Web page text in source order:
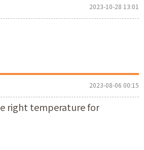
2023-10-28 13:01
2023-08-06 00:15
right temperature for